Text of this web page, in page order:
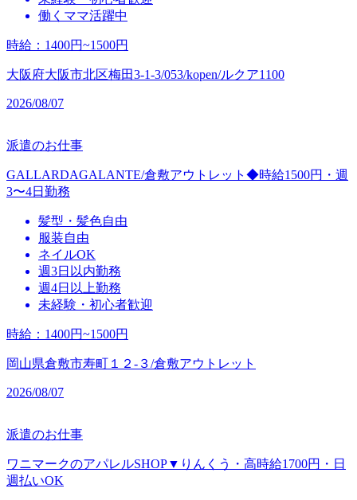
働くママ活躍中
時給 ： 1400円~1500円
大阪府大阪市北区梅田3-1-3/053/kopen/ルクア1100
2026/08/07
派遣のお仕事
GALLARDAGALANTE/倉敷アウトレット◆時給1500円・週
3〜4日勤務
髪型・髪色自由
服装自由
ネイルOK
週3日以内勤務
週4日以上勤務
未経験・初心者歓迎
時給 ： 1400円~1500円
岡山県倉敷市寿町１２‐３/倉敷アウトレット
2026/08/07
派遣のお仕事
ワニマークのアパレルSHOP▼りんくう・高時給1700円・日
週払いOK